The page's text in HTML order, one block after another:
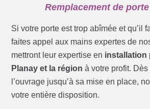
Remplacement de
Si votre porte est trop abîmée et qu’il
faites appel aux mains expertes de
mettront leur expertise en installation
Planay et la région à votre profit.
l’ouvrage jusqu’à sa mise en place,
votre entière disposition.